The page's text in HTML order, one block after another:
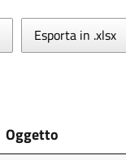
Esporta in .xlsx
Oggetto